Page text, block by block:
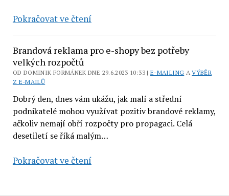
Pokračovat ve čteníProč
delegování
logistiky
pro
shopy
profíkům
dobrým
krokem
prodejem
Brandová reklama pro e-shopy bez potřeby
velkých rozpočtů
OD DOMINIK FORMÁNEK DNE 29.6.2023 10:33 |E-MAILING AVÝBĚR
Z E-MAILŮ
Dobrý den, dnes vám ukážu, jak malí a střední
podnikatelé mohou využívat pozitiv brandové reklamy,
ačkoliv nemají obří rozpočty pro propagaci. Celá
desetiletí se říká malým…
Pokračovat ve čteníBrandová